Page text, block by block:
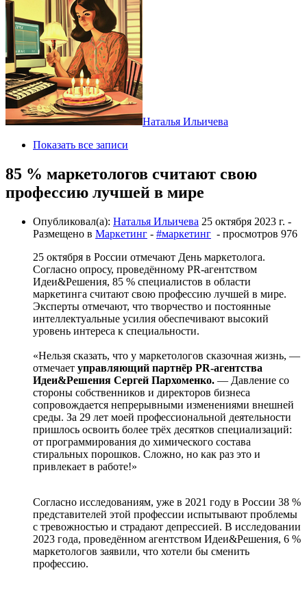
Наталья Ильичева
Показать все записи
85 % маркетологов считают свою
профессию лучшей в мире
Опубликовал(а): Наталья Ильичева 25 октября 2023 г. -
Размещено в Маркетинг - #маркетинг - просмотров 976
25 октября в России отмечают День маркетолога.
Согласно опросу, проведённому PR-агентством
Идеи&Решения, 85 % специалистов в области
маркетинга считают свою профессию лучшей в мире.
Эксперты отмечают, что творчество и постоянные
интеллектуальные усилия обеспечивают высокий
уровень интереса к специальности.
«Нельзя сказать, что у маркетологов сказочная жизнь, —
отмечает управляющий партнёр PR-агентства
Идеи&Решения Сергей Пархоменко. — Давление со
стороны собственников и директоров бизнеса
сопровождается непрерывными изменениями внешней
среды. За 29 лет моей профессиональной деятельности
пришлось освоить более трёх десятков специализаций:
от программирования до химического состава
стиральных порошков. Сложно, но как раз это и
привлекает в работе!»
Согласно исследованиям, уже в 2021 году в России 38 %
представителей этой профессии испытывают проблемы
с тревожностью и страдают депрессией. В исследовании
2023 года, проведённом агентством Идеи&Решения, 6 %
маркетологов заявили, что хотели бы сменить
профессию.